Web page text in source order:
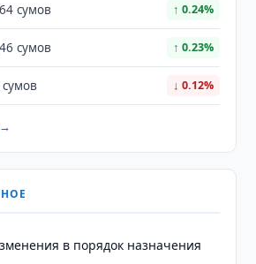
сумов ↑ 0.24%
сумов ↑ 0.23%
↓ 0.12%
в порядок назначения